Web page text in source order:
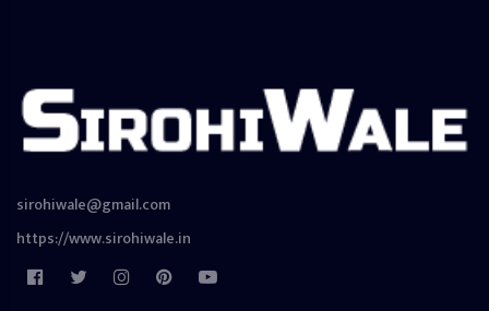
sirohiwale@gmail.com
https://www.sirohiwale.in